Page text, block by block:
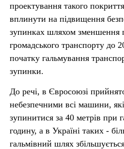
проектування такого
вплинути на підвищення
зупинках шляхом зменшення
громадського транспорту до
початку гальмування
зупинки.
До речі, в Євросоюзі
небезпечними всі машини,
зупинитися за 40 метрів при
годину, а в Україні таких -
гальмівний шлях